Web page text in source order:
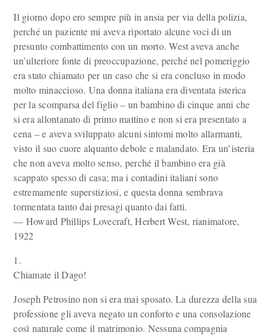
Il giorno dopo ero sempre più in ansia per via della polizia,
perché un paziente mi aveva riportato alcune voci di un
presunto combattimento con un morto. West aveva anche
un’ulteriore fonte di preoccupazione, perché nel pomeriggio
era stato chiamato per un caso che si era concluso in modo
molto minaccioso. Una donna italiana era diventata isterica
per la scomparsa del figlio – un bambino di cinque anni che
si era allontanato di primo mattino e non si era presentato a
cena – e aveva sviluppato alcuni sintomi molto allarmanti,
visto il suo cuore alquanto debole e malandato. Era un’isteria
che non aveva molto senso, perché il bambino era già
scappato spesso di casa; ma i contadini italiani sono
estremamente superstiziosi, e questa donna sembrava
tormentata tanto dai presagi quanto dai fatti.
— Howard Phillips Lovecraft, Herbert West, rianimatore,
1922
1.
Chiamate il Dago!
Joseph Petrosino non si era mai sposato. La durezza della sua
professione gli aveva negato un conforto e una consolazione
così naturale come il matrimonio. Nessuna compagnia